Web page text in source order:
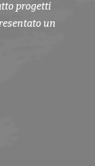
progetti
un